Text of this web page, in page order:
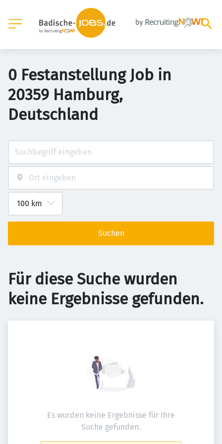
0 Festanstellung Job in
20359 Hamburg,
Deutschland
Suchen
Für diese Suche wurden
keine Ergebnisse gefunden.
Es wurden keine Ergebnisse für Ihre
Suche gefunden.